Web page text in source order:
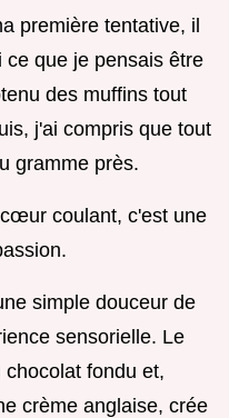
première tentative, il
que je pensais être
des muffins tout
j'ai compris que tout
gramme près.
coulant, c'est une
simple douceur de
sensorielle. Le
fondu et,
crème anglaise, crée